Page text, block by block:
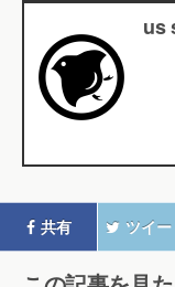
us
共有 ツイー